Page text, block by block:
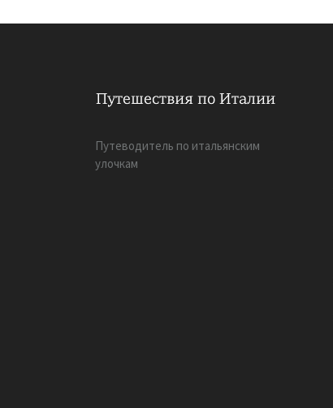
Путеводитель по итальянским
улочкам